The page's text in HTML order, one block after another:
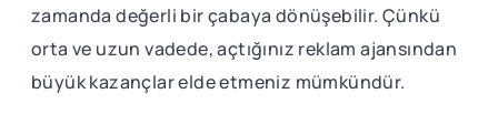
zamanda değerli bir çabaya dönüşebilir. Çünkü
orta ve uzun vadede, açtığınız reklam ajansından
büyük kazançlar elde etmeniz mümkündür.